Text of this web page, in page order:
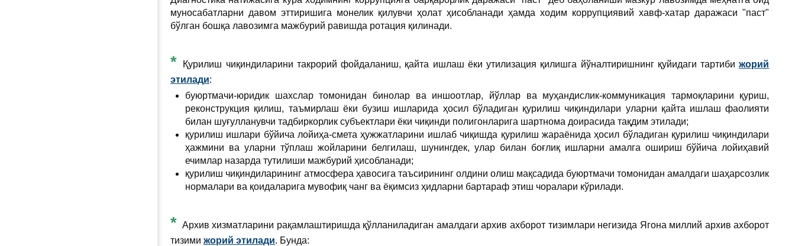
муносабатларни давом эттиришига монелик қилувчи ҳолат ҳисобланади ҳамда ходим коррупциявий хавф-хатар даражаси "паст"
бўлган бошқа лавозимга мажбурий равишда ротация қилинади.
* Қурилиш чиқиндиларини такрорий фойдаланиш, қайта ишлаш ёки утилизация қилишга йўналтиришнинг қуйидаги тартибижорий
этилади:
буюртмачи-юридик шахслар томонидан бинолар ва иншоотлар, йўллар ва муҳандислик-коммуникация тармоқларини қуриш,
реконструкция қилиш, таъмирлаш ёки бузиш ишларида ҳосил бўладиган қурилиш чиқиндилари уларни қайта ишлаш фаолияти
билан шуғулланувчи тадбиркорлик субъектлари ёки чиқинди полигонларига шартнома доирасида тақдим этилади;
қурилиш ишлари бўйича лойиҳа-смета ҳужжатларини ишлаб чиқишда қурилиш жараёнида ҳосил бўладиган қурилиш чиқиндилари
ҳажмини ва уларни тўплаш жойларини белгилаш, шунингдек, улар билан боғлиқ ишларни амалга ошириш бўйича лойиҳавий
ечимлар назарда тутилиши мажбурий ҳисобланади;
қурилиш чиқиндиларининг атмосфера ҳавосига таъсирининг олдини олиш мақсадида буюртмачи томонидан амалдаги шаҳарсозлик
нормалари ва қоидаларига мувофиқ чанг ва ёқимсиз ҳидларни бартараф этиш чоралари кўрилади.
* Архив хизматларини рақамлаштиришда қўлланиладиган амалдаги архив ахборот тизимлари негизида Ягона миллий архив ахборот
тизими жорий этилади. Бунда: